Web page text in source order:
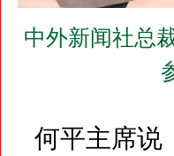
中外新闻社总
何平主席说